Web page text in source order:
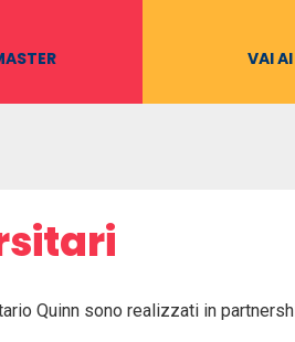
VAI
Quinn sono realizzati in